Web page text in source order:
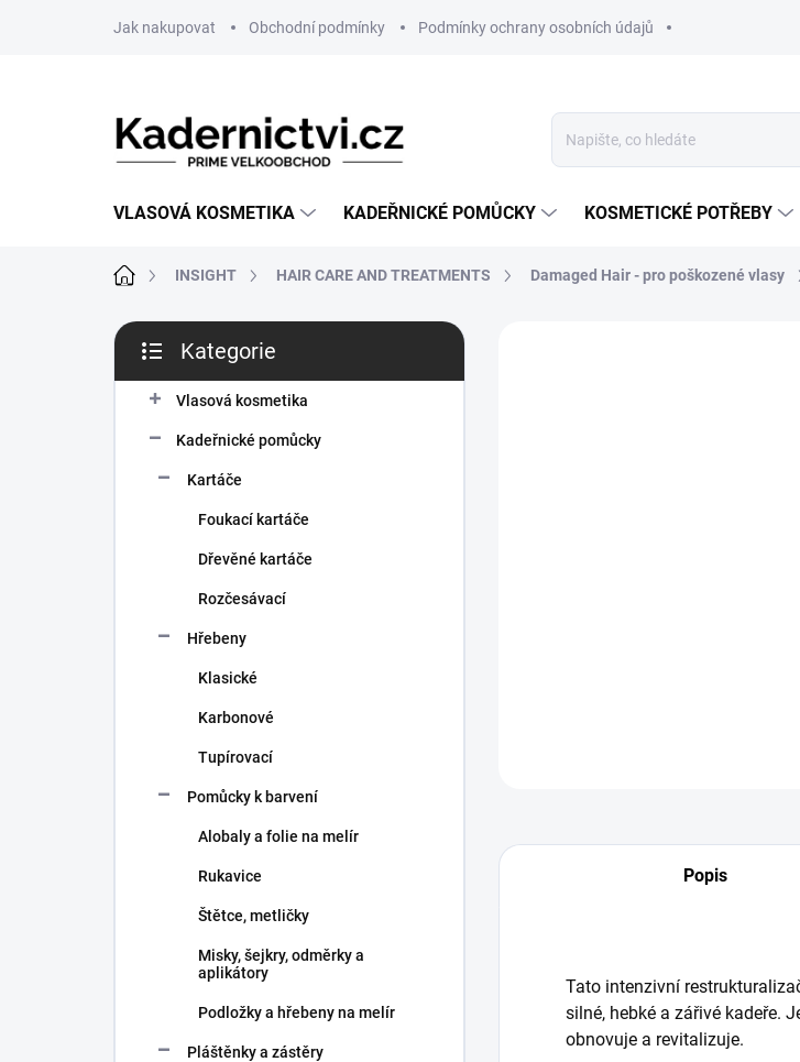
Jak nakupovat Obchodní podmínky Podmínky ochrany osobních údajů
VLASOVÁ KOSMETIKA KADEŘNICKÉ POMŮCKY KOSMETICKÉ POTŘEBY
Domů INSIGHT HAIR CARE AND TREATMENTS Damaged Hair - pro poškozené vlasy
P
s
kategorie
Kategorie
Vlasová kosmetika
Kadeřnické pomůcky
Kartáče
Foukací kartáče
Dřevěné kartáče
Rozčesávací
Hřebeny
Klasické
Karbonové
Tupírovací
Pomůcky k barvení
Alobaly a folie na melír
Rukavice
Štětce, metličky
Misky, šejkry, odměrky a
aplikátory
Podložky a hřebeny na melír
Pláštěnky a zástěry
Popis
Tato intenzivní
silné, hebké a zářivé kadeře.
obnovuje a revitalizuje.